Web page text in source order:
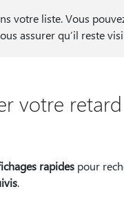
votre liste. Vous
assurer qu’il reste
votre
rapides pour
.